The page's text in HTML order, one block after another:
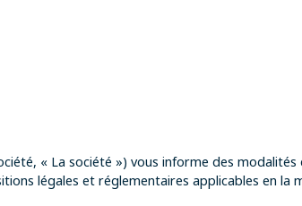
« La société ») vous informe des
légales et réglementaires applicables en la